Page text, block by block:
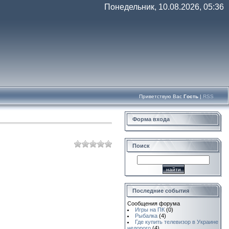
Понедельник, 10.08.2026, 05:36
Приветствую Вас Гость | RSS
Форма входа
Поиск
Последние события
Сообщения форума
Игры на ПК (0)
Рыбалка (4)
Где купить телевизор в Украине